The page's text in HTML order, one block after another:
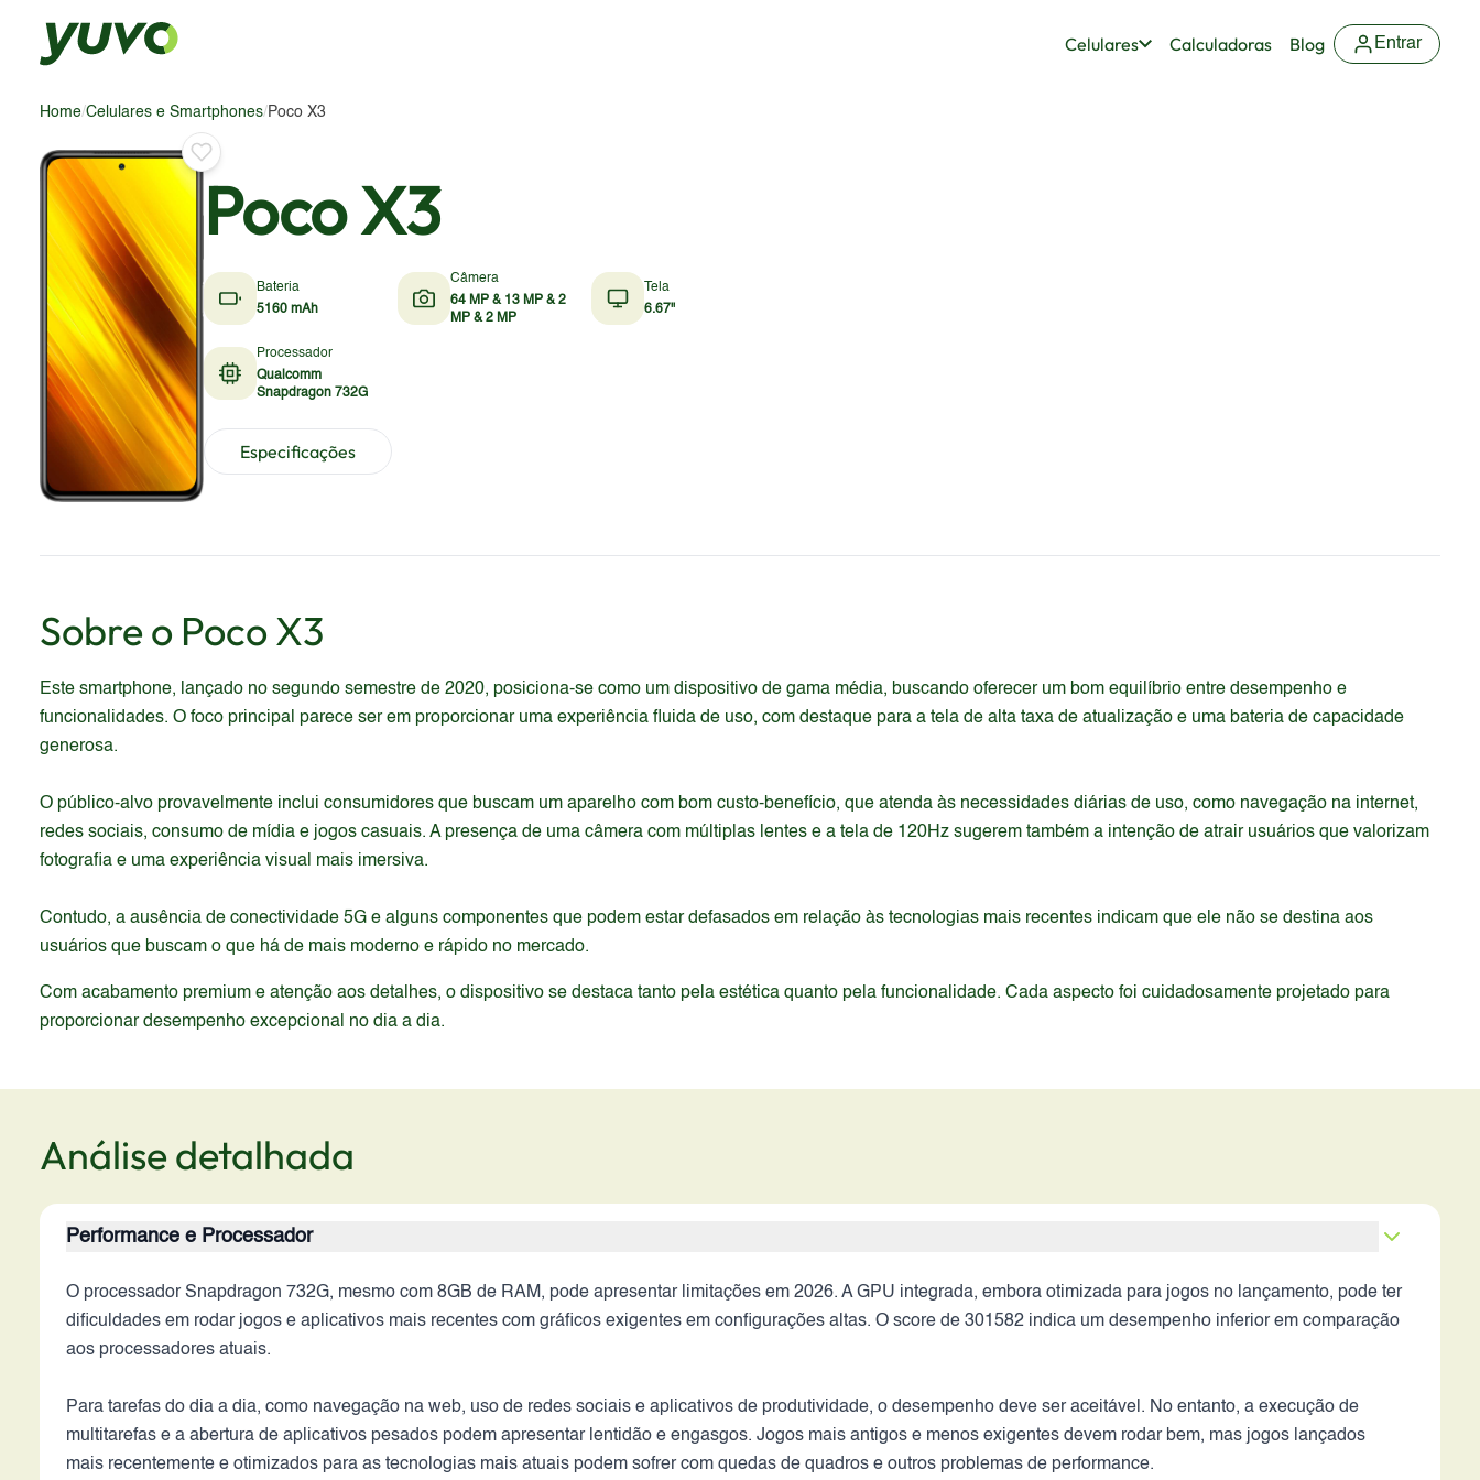
Celulares Calculadoras Blog Entrar
Home/Celulares e Smartphones/ Poco X3
Poco X3
Bateria
5160 mAh
Câmera
64 MP & 13 MP & 2
MP & 2 MP
Tela
6.67"
Processador
Qualcomm
Snapdragon 732G
Especificações
Sobre o Poco X3
Este smartphone, lançado no segundo semestre de 2020, posiciona-se como um dispositivo de gama média, buscando oferecer um bom equilíbrio entre desempenho e
funcionalidades. O foco principal parece ser em proporcionar uma experiência fluida de uso, com destaque para a tela de alta taxa de atualização e uma bateria de capacidade
generosa.
O público-alvo provavelmente inclui consumidores que buscam um aparelho com bom custo-benefício, que atenda às necessidades diárias de uso, como navegação na internet,
redes sociais, consumo de mídia e jogos casuais. A presença de uma câmera com múltiplas lentes e a tela de 120Hz sugerem também a intenção de atrair usuários que valorizam
fotografia e uma experiência visual mais imersiva.
Contudo, a ausência de conectividade 5G e alguns componentes que podem estar defasados em relação às tecnologias mais recentes indicam que ele não se destina aos
usuários que buscam o que há de mais moderno e rápido no mercado.
Com acabamento premium e atenção aos detalhes, o dispositivo se destaca tanto pela estética quanto pela funcionalidade. Cada aspecto foi cuidadosamente projetado para
proporcionar desempenho excepcional no dia a dia.
Análise detalhada
Performance e Processador
O processador Snapdragon 732G, mesmo com 8GB de RAM, pode apresentar limitações em 2026. A GPU integrada, embora otimizada para jogos no lançamento, pode ter
dificuldades em rodar jogos e aplicativos mais recentes com gráficos exigentes em configurações altas. O score de 301582 indica um desempenho inferior em comparação
aos processadores atuais.
Para tarefas do dia a dia, como navegação na web, uso de redes sociais e aplicativos de produtividade, o desempenho deve ser aceitável. No entanto, a execução de
multitarefas e a abertura de aplicativos pesados podem apresentar lentidão e engasgos. Jogos mais antigos e menos exigentes devem rodar bem, mas jogos lançados
mais recentemente e otimizados para as tecnologias mais atuais podem sofrer com quedas de quadros e outros problemas de performance.